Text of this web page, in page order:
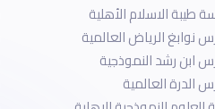
طيبة الاسلام الأهلية
نوابغ الرياض العالمية
ابن رشد النموذجية
الدرة العالمية